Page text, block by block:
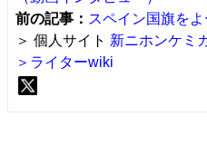
前の記事： スペイン国旗を
＞ 個人サイト 新ニホンケミ
＞ライターwiki